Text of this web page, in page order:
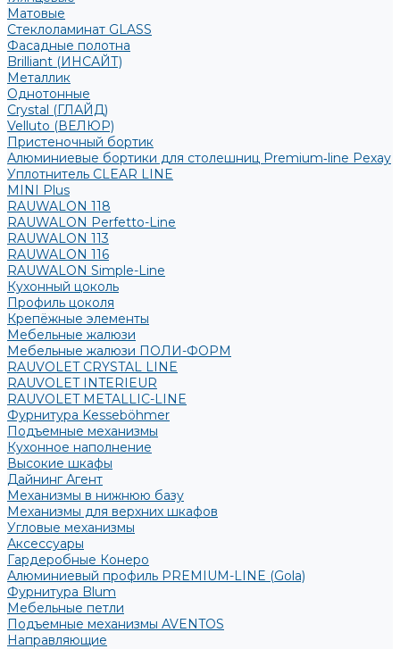
Матовые
Стеклоламинат GLASS
Фасадные полотна
Brilliant (ИНСАЙТ)
Металлик
Однотонные
Crystal (ГЛАЙД)
Velluto (ВЕЛЮР)
Пристеночный бортик
Алюминиевые бортики для столешниц Premium‑line Рехау
Уплотнитель CLEAR LINE
MINI Plus
RAUWALON 118
RAUWALON Perfetto-Line
RAUWALON 113
RAUWALON 116
RAUWALON Simple-Line
Кухонный цоколь
Профиль цоколя
Крепёжные элементы
Мебельные жалюзи
Мебельные жалюзи ПОЛИ-ФОРМ
RAUVOLET CRYSTAL LINE
RAUVOLET INTERIEUR
RAUVOLET METALLIC-LINE
Фурнитура Kesseböhmer
Подъемные механизмы
Кухонное наполнение
Высокие шкафы
Дайнинг Агент
Механизмы в нижнюю базу
Механизмы для верхних шкафов
Угловые механизмы
Аксессуары
Гардеробные Конеро
Алюминиевый профиль PREMIUM-LINE (Gola)
Фурнитура Blum
Мебельные петли
Подъемные механизмы AVENTOS
Направляющие